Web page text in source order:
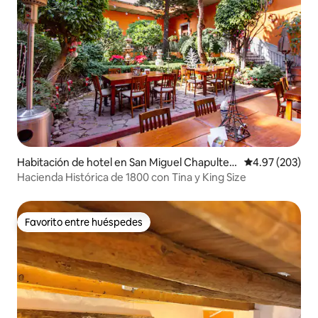
Habitación de hotel en San Miguel Chapultep
ec
Calificación
4.97 (203)
Hacienda Histórica de 1800 con Tina y King Size
Favorito entre huéspedes
Favorito entre huéspedes